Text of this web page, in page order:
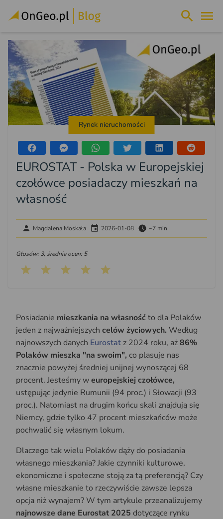
Rynek nieruchomości
EUROSTAT - Polska w Europejskiej
czołówce posiadaczy mieszkań na
własność
Magdalena Moskała 2026-01-08 ~7 min
Głosów: 3, średnia ocen: 5
Posiadanie mieszkania na własność to dla Polaków
jeden z najważniejszych celów życiowych. Według
najnowszych danych Eurostat z 2024 roku, aż86%
Polaków mieszka "na swoim", co plasuje nas
znacznie powyżej średniej unijnej wynoszącej 68
procent. Jesteśmy weuropejskiej czołówce,
ustępując jedynie Rumunii (94 proc.) i Słowacji (93
proc.). Natomiast na drugim końcu skali znajdują się
Niemcy, gdzie tylko 47 procent mieszkańców może
pochwalić się własnym lokum.
Dlaczego tak wielu Polaków dąży do posiadania
własnego mieszkania? Jakie czynniki kulturowe,
ekonomiczne i społeczne stoją za tą preferencją? Czy
własne mieszkanie to rzeczywiście zawsze lepsza
opcja niż wynajem? W tym artykule przeanalizujemy
najnowsze dane Eurostat 2025 dotyczące rynku